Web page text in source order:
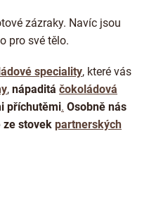
k
y
ý
p
i
s
u
zázraky. Navíc jsou
pro své tělo.
speciality, které vás
, nápaditá čokoládová
příchutěmi. Osobně nás
ze stovek partnerských